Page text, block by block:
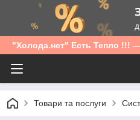
"Холода.нет" Есть Тепло !!!
Товари та послуги